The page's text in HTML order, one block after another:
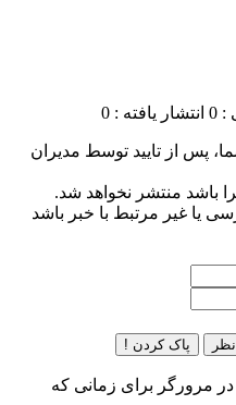
0 انتشار یافته : 0
پس از تایید توسط مدیران
باشد منتشر نخواهد شد.
یا غیر مرتبط با خبر باشد
پاک کردن !
مرورگر برای زمانی که